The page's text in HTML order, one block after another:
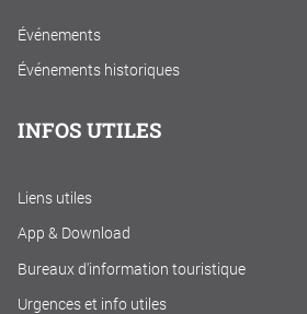
Événements
Événements historiques
INFOS UTILES
Liens utiles
App & Download
Bureaux d'information touristique
Urgences et info utiles